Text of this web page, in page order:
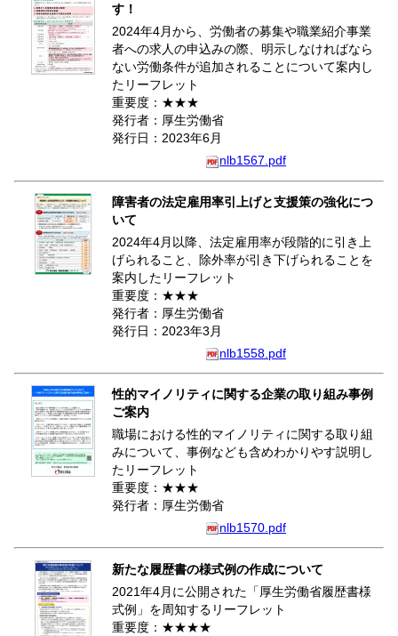
す！
2024年4月から、労働者の募集や職業紹介事業
者への求人の申込みの際、明示しなければなら
ない労働条件が追加されることについて案内し
たリーフレット
重要度：★★★
発行者：厚生労働省
発行日：2023年6月
nlb1567.pdf
障害者の法定雇用率引上げと支援策の強化につ
いて
2024年4月以降、法定雇用率が段階的に引き上
げられること、除外率が引き下げられることを
案内したリーフレット
重要度：★★★
発行者：厚生労働省
発行日：2023年3月
nlb1558.pdf
性的マイノリティに関する企業の取り組み事例
ご案内
職場における性的マイノリティに関する取り組
みについて、事例なども含めわかりやす説明し
たリーフレット
重要度：★★★
発行者：厚生労働省
nlb1570.pdf
新たな履歴書の様式例の作成について
2021年4月に公開された「厚生労働省履歴書様
式例」を周知するリーフレット
重要度：★★★★